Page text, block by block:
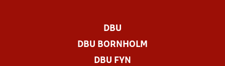
DBU
DBU BORNHOLM
DBU FYN